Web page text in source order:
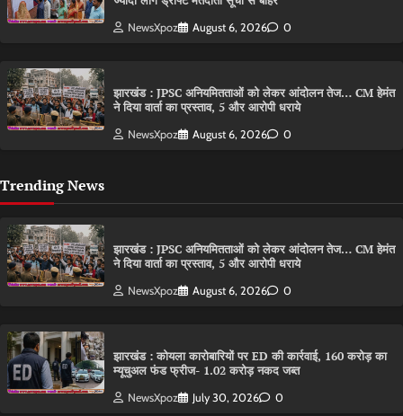
NewsXpoz August 6, 2026 0
झारखंड : JPSC अनियमितताओं को लेकर आंदोलन तेज… CM हेमंत
ने दिया वार्ता का प्रस्ताव, 5 और आरोपी धराये
NewsXpoz August 6, 2026 0
Trending News
झारखंड : JPSC अनियमितताओं को लेकर आंदोलन तेज… CM हेमंत
ने दिया वार्ता का प्रस्ताव, 5 और आरोपी धराये
NewsXpoz August 6, 2026 0
झारखंड : कोयला कारोबारियों पर ED की कार्रवाई, 160 करोड़ का
म्यूचुअल फंड फ्रीज- 1.02 करोड़ नकद जब्त
NewsXpoz July 30, 2026 0